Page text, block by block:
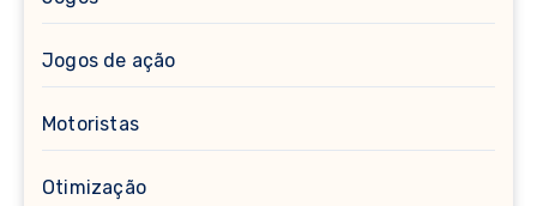
Jogos de ação
Motoristas
Otimização